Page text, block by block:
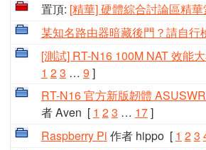
置頂: [精華] 硬體綜合討論區精華
某知名路由器暗藏後門？請自行
[測試] RT-N16 100M NAT 效能
1 23 … 9 ]
RT-N16 官方新版韌體
者 Aven [ 1 23 … 17]
Raspberry Pi 作者 hippo[ 1 23